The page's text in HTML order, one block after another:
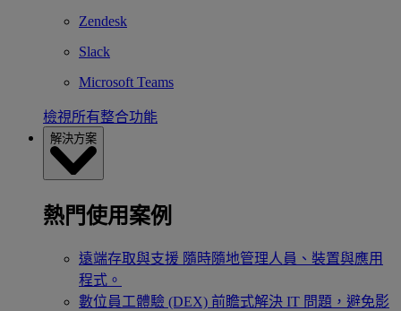
Zendesk
Slack
Microsoft Teams
檢視所有整合功能
解決方案
熱門使用案例
遠端存取與支援 隨時隨地管理人員、裝置與應用
程式。
數位員工體驗 (DEX) 前瞻式解決 IT 問題，避免影